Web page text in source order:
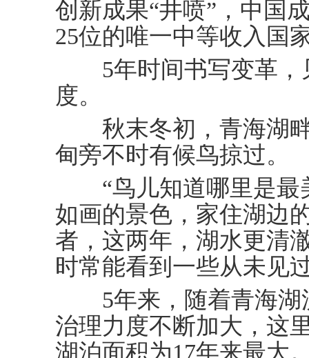
创新成果“井喷”，中国
25位的唯一中等收入
5年时间书写变革，
度。
秋末冬初，青海湖畔
甸旁不时有候鸟掠过。
“鸟儿知道哪里是最
如画的景色，家住湖边
者，这两年，湖水更清
时常能看到一些从未见
5年来，随着青海湖
治理力度不断加大，这
湖泊面积为17年来最大